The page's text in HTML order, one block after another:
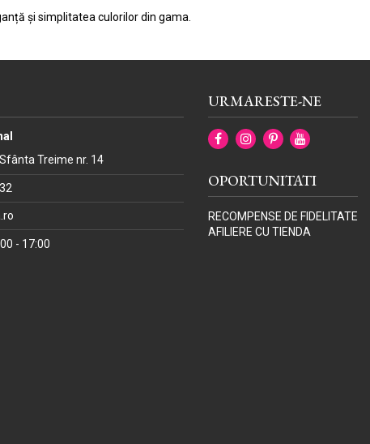
și simplitatea culorilor din gama.
Treime nr. 14
- 17:00
URMARESTE-NE
OPORTUNITATI
RECOMPENSE DE FIDELITATE
AFILIERE CU TIENDA